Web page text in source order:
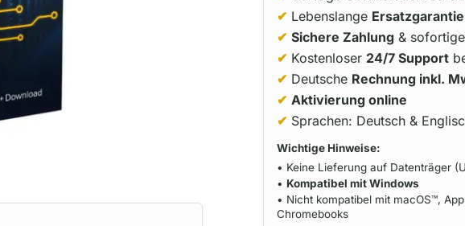
✔ Lebenslange Ersatzgarantie
✔ Sichere Zahlung &
✔ Kostenloser 24/7 Support
✔ Deutsche Rechnung inkl.
✔ Aktivierung online
✔ Sprachen: Deutsch &
Wichtige Hinweise:
• Keine Lieferung auf Datenträger
•Kompatibel mit Windows
• Nicht kompatibel mit macOS™,
Chromebooks